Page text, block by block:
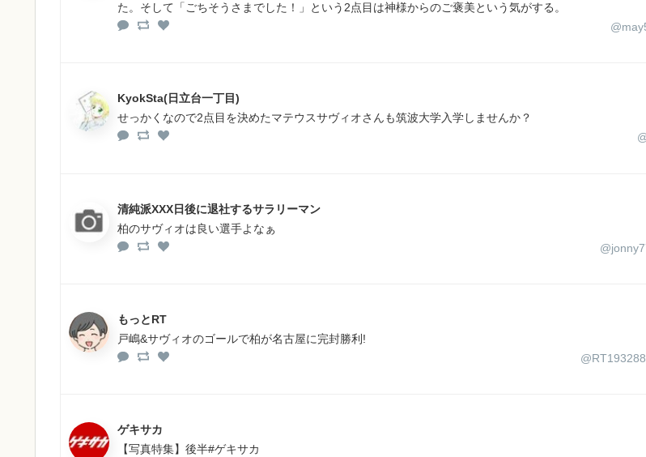
た。そして「ごちそうさまでした！」という2点目は神様からのご褒美という気がする。
KyokSta(日立台一丁目)
せっかくなので2点目を決めたマテウスサヴィオさんも筑波大学入学しませんか？
清純派XXX日後に退社するサラリーマン
柏のサヴィオは良い選手よなぁ
もっとRT
戸嶋&サヴィオのゴールで柏が名古屋に完封勝利!
ゲキサカ
【写真特集】後半#ゲキサカ